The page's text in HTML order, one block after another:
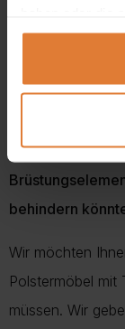
gesammelt
Aufgrund der
prüfen Sie bitte
Durchgänge:
Sie bitte auch
behindern
Wir möchten
Polstermöbel
müssen. Wir